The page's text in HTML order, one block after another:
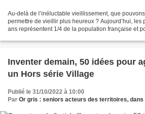
Au-delà de l’inéluctable vieillissement, que
permettre de vieillir plus heureux ? Aujourd’hui, les
ans représentent 1/4 de la population française et
Inventer demain, 50 idées pour
un Hors série Village
Publié le 31/10/2022 à 10:00
Par Or gris : seniors acteurs des territoires, dans une